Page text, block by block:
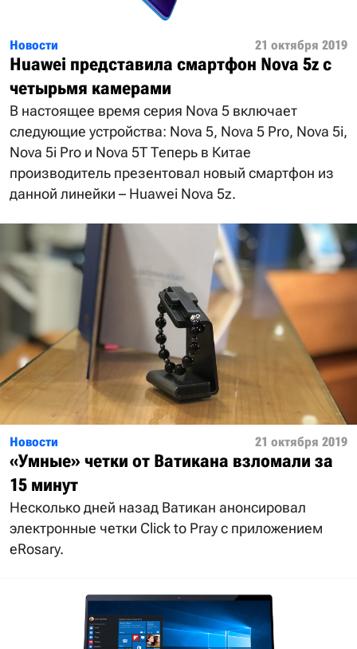
Новости 21 октября 2019
Huawei представила смартфон Nova 5z с
четырьмя камерами
В настоящее время серия Nova 5 включает
следующие устройства: Nova 5, Nova 5 Pro, Nova 5i,
Nova 5i Pro и Nova 5T Теперь в Китае
производитель презентовал новый смартфон из
данной линейки – Huawei Nova 5z.
Новости 21 октября 2019
«Умные» четки от Ватикана взломали за
15 минут
Несколько дней назад Ватикан анонсировал
электронные четки Click to Pray с приложением
eRosary.